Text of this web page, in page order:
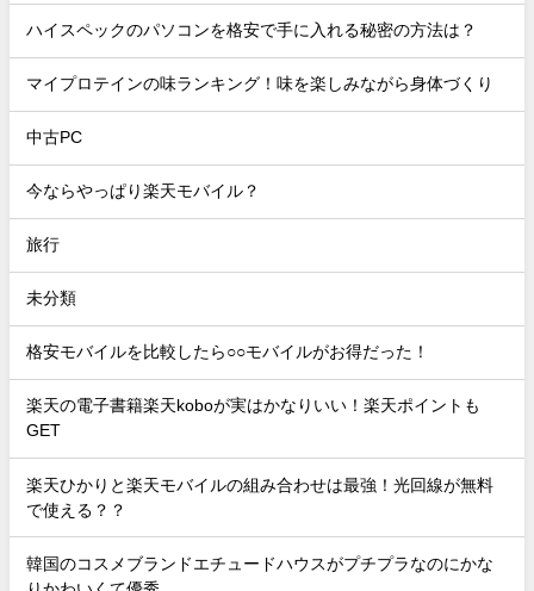
ハイスペックのパソコンを格安で手に入れる秘密の方法は？
マイプロテインの味ランキング！味を楽しみながら身体づくり
中古PC
今ならやっぱり楽天モバイル？
旅行
未分類
格安モバイルを比較したら○○モバイルがお得だった！
楽天の電子書籍楽天koboが実はかなりいい！楽天ポイントも
GET
楽天ひかりと楽天モバイルの組み合わせは最強！光回線が無料
で使える？？
韓国のコスメブランドエチュードハウスがプチプラなのにかな